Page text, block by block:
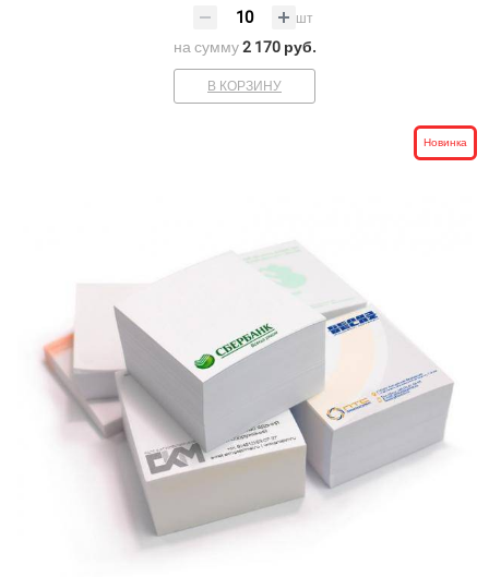
шт
на сумму2 170 руб.
В КОРЗИНУ
Новинка